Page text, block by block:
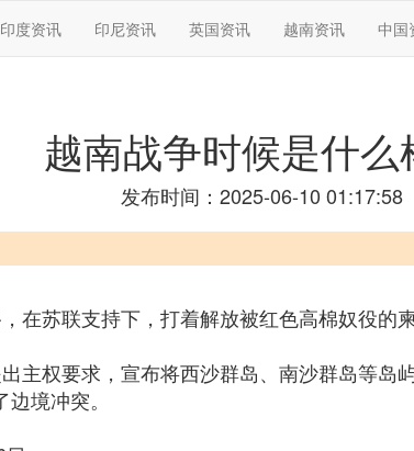
印度资讯 印尼资讯 英国资讯 越南资讯 中国
越南战争时候是什么
发布时间：2025-06-10 01:17:58
在苏联支持下，打着解放被红色高棉奴役
主权要求，宣布将西沙群岛、南沙群岛等
境冲突。